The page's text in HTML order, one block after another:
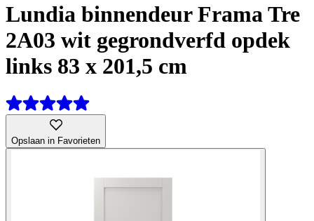
Lundia binnendeur Frama Tre
2A03 wit gegrondverfd opdek
links 83 x 201,5 cm
Opslaan in Favorieten